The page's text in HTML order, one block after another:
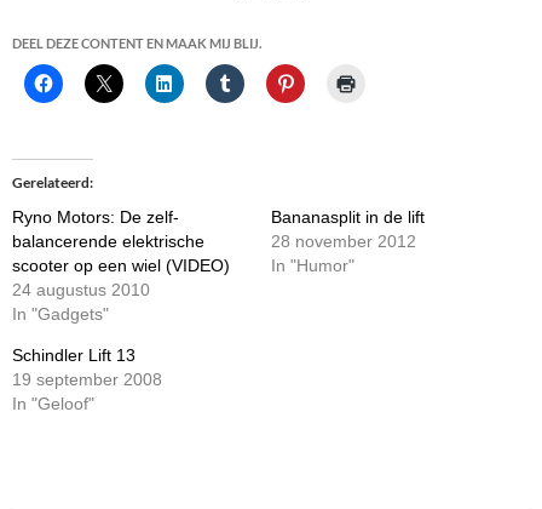
DEEL DEZE CONTENT EN MAAK MIJ BLIJ.
Gerelateerd
Ryno Motors: De zelf-
balancerende elektrische
scooter op een wiel (VIDEO)
24 augustus 2010
In "Gadgets"
Bananasplit in de lift
28 november 2012
In "Humor"
Schindler Lift 13
19 september 2008
In "Geloof"